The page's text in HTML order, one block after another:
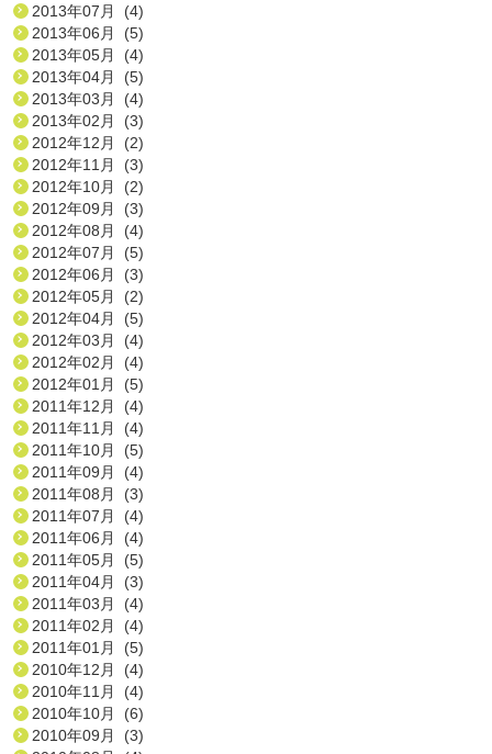
2013年07月 (4)
2013年06月 (5)
2013年05月 (4)
2013年04月 (5)
2013年03月 (4)
2013年02月 (3)
2012年12月 (2)
2012年11月 (3)
2012年10月 (2)
2012年09月 (3)
2012年08月 (4)
2012年07月 (5)
2012年06月 (3)
2012年05月 (2)
2012年04月 (5)
2012年03月 (4)
2012年02月 (4)
2012年01月 (5)
2011年12月 (4)
2011年11月 (4)
2011年10月 (5)
2011年09月 (4)
2011年08月 (3)
2011年07月 (4)
2011年06月 (4)
2011年05月 (5)
2011年04月 (3)
2011年03月 (4)
2011年02月 (4)
2011年01月 (5)
2010年12月 (4)
2010年11月 (4)
2010年10月 (6)
2010年09月 (3)